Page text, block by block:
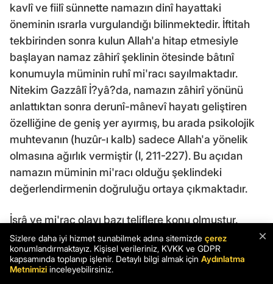
kavlî ve fiilî sünnette namazın dinî hayattaki
öneminin ısrarla vurgulandığı bilinmektedir. İftitah
tekbirinden sonra kulun Allah'a hitap etmesiyle
başlayan namaz zâhirî şeklinin ötesinde bâtınî
konumuyla müminin ruhî mi'racı sayılmaktadır.
Nitekim Gazzâlî İ?yâ?da, namazın zâhirî yönünü
anlattıktan sonra derunî-mânevî hayatı geliştiren
özelliğine de geniş yer ayırmış, bu arada psikolojik
muhtevanın (huzûr-ı kalb) sadece Allah'a yönelik
olmasına ağırlık vermiştir (I, 211-227). Bu açıdan
namazın müminin mi'racı olduğu şeklindeki
değerlendirmenin doğruluğu ortaya çıkmaktadır.
İsrâ ve mi'rac olayı bazı teliflere konu olmuştur.
Bunlar arasında Ebû Şekûr es-Sâlimî (Keşfü'?-?
unûn, II, 1460) ve Abdülkerîm el-Kuşeyrî'nin (Kahire
1964) Kitâbü'l-Mi?râc, İbnü'l-Cevzî'nin ?ı??atü'l-
×
Sizlere daha iyi hizmet sunabilmek adına sitemizde çerez
konumlandırmaktayız. Kişisel verileriniz, KVKK ve GDPR
kapsamında toplanıp işlenir. Detaylı bilgi almak için Aydınlatma
Metnimizi inceleyebilirsiniz.